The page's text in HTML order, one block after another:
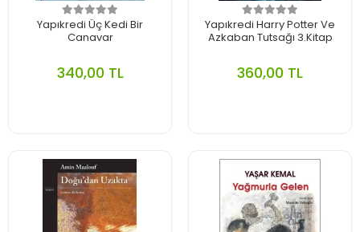
Yapıkredi Üç Kedi Bir
Canavar
340,00 TL
Yapıkredi Harry Potter Ve
Azkaban Tutsağı 3.Kitap
360,00 TL